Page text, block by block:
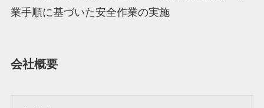
業手順に基づいた安全作業の実施
会社概要